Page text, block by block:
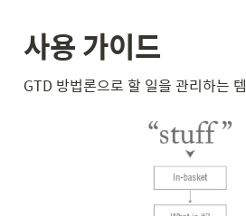
사용 가이드
GTD 방법론으로 할 일을 관리하는